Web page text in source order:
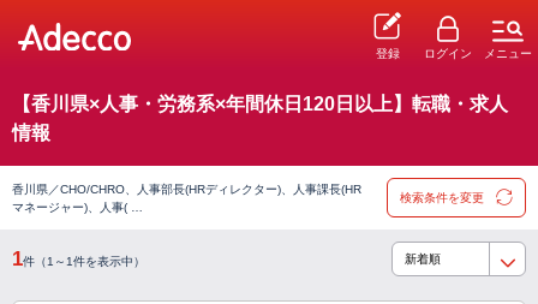
登録 ログイン メニュー
【香川県×人事・労務系×年間休日120日以上】転職・求人
情報
香川県／CHO/CHRO、人事部長(HRディレクター)、人事課長(HR
マネージャー)、人事( …
検索条件を変更
1件（1～1件を表示中）